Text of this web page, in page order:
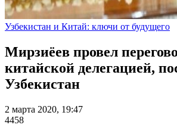
Узбекистан и Китай: ключи от будущего
Мирзиёев провел
китайской делегацией,
Узбекистан
2 марта 2020, 19:47
4458